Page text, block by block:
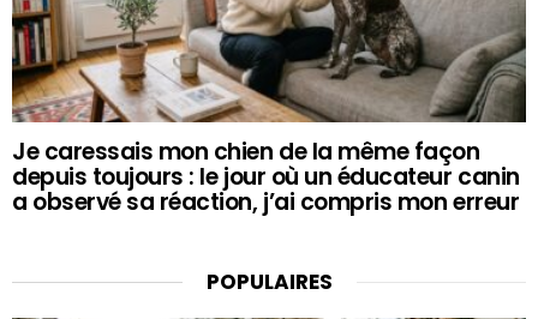
Je caressais mon chien de la même façon
depuis toujours : le jour où un éducateur canin
a observé sa réaction, j’ai compris mon erreur
POPULAIRES